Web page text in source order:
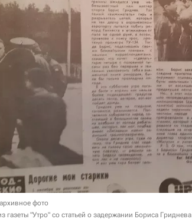
фото
газеты "Утро" со статьей о задержании Бориса Гриднева